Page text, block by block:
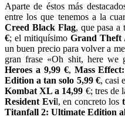
Aparte de éstos más
entre los que tenemos a la
Creed Black Flag, que pasa a
€; el mitiquísimo Grand Theft
un buen precio para volver a
gran frase «Oh shit, here we
Heroes a 9,99 €, Mass
Edition a tan solo 5,99 €, casi
Kombat XL a 14,99 €; tres de
Resident Evil, en concreto los
Titanfall 2: Ultimate Edition